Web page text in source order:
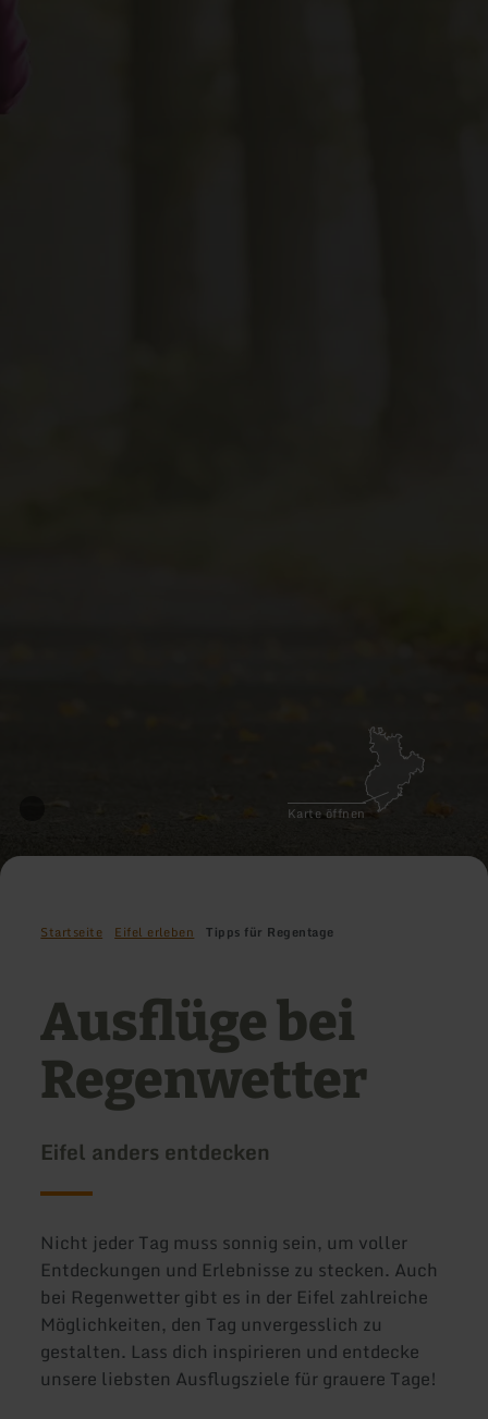
Karte öffnen
Startseite Eifel erleben Tipps für Regentage
Ausflüge bei
Regenwetter
Eifel anders entdecken
Nicht jeder Tag muss sonnig sein, um voller
Entdeckungen und Erlebnisse zu stecken. Auch
bei Regenwetter gibt es in der Eifel zahlreiche
Möglichkeiten, den Tag unvergesslich zu
gestalten. Lass dich inspirieren und entdecke
unsere liebsten Ausflugsziele für grauere Tage!